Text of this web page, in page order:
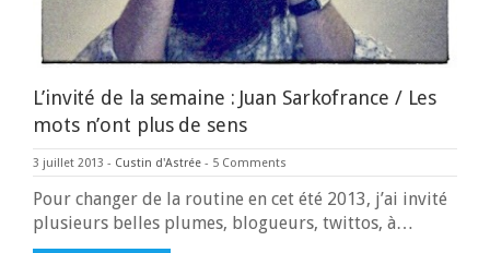
L’invité de la semaine : Juan Sarkofrance / Les
mots n’ont plus de sens
3 juillet 2013 - Custin d'Astrée - 5 Comments
Pour changer de la routine en cet été 2013, j’ai invité
plusieurs belles plumes, blogueurs, twittos, à…